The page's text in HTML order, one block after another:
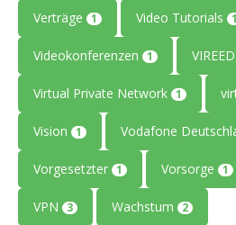
Verträge 1 Video Tutorials
Videokonferenzen 1 VIREED
Virtual Private Network 1
Vision 1 Vodafone
Vorgesetzter 1 Vorsorge 1
VPN 3 Wachstum 2